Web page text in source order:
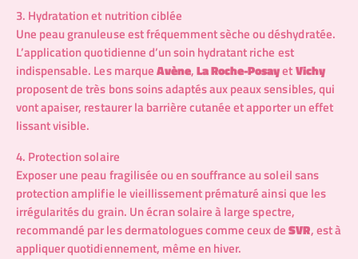
3. Hydratation et nutrition ciblée
Une peau granuleuse est fréquemment sèche ou déshydratée.
L’application quotidienne d’un soin hydratant riche est
indispensable. Les marqueAvène,La Roche-PosayetVichy
proposent de très bons soins adaptés aux peaux sensibles, qui
vont apaiser, restaurer la barrière cutanée et apporter un effet
lissant visible.
4. Protection solaire
Exposer une peau fragilisée ou en souffrance au soleil sans
protection amplifie le vieillissement prématuré ainsi que les
irrégularités du grain. Un écran solaire à large spectre,
recommandé par les dermatologues comme ceux deSVR, est à
appliquer quotidiennement, même en hiver.